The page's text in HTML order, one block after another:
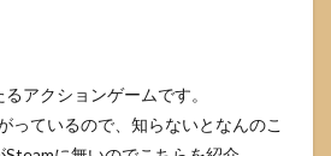
アクションゲームです。
っているので、知らないとなんのこ